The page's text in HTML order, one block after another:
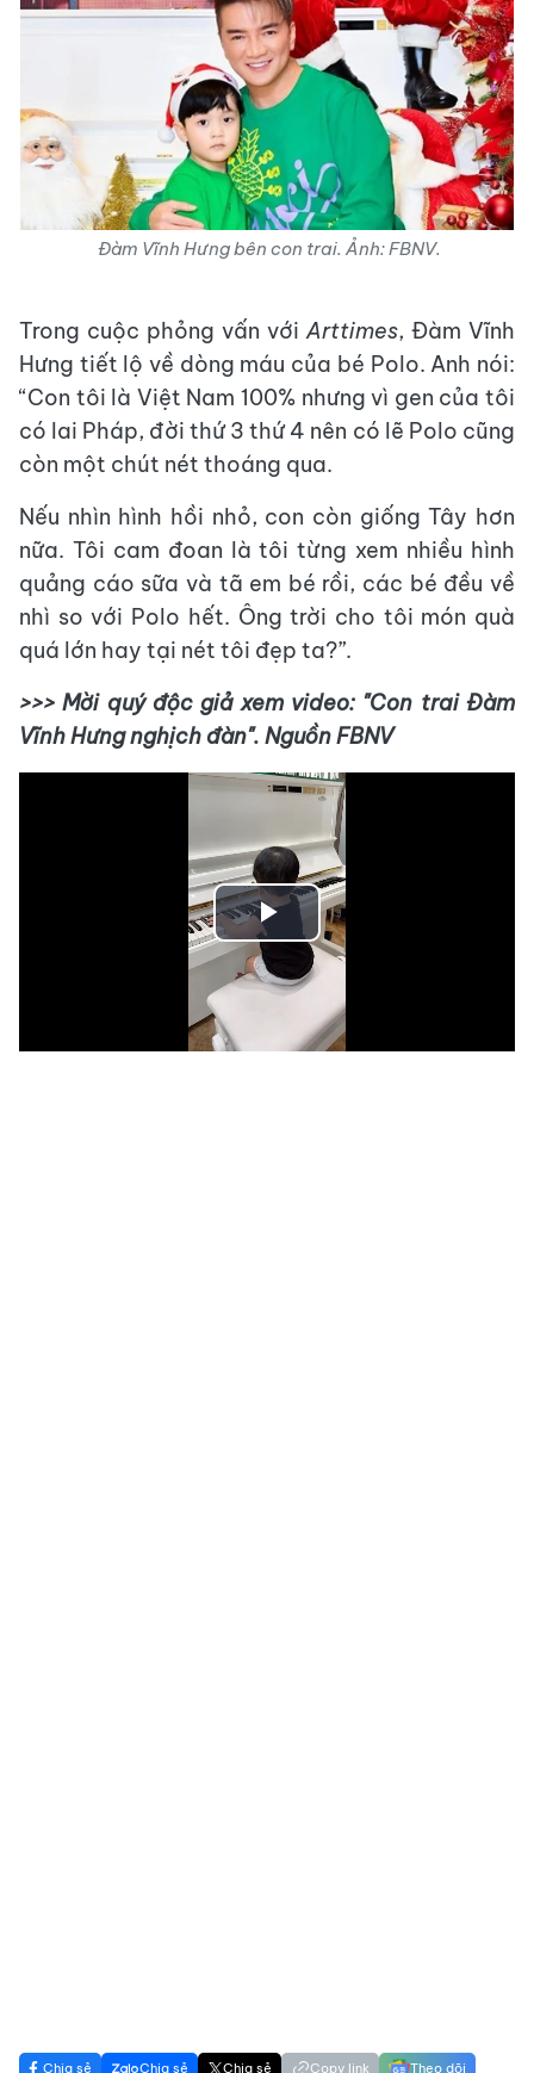
Đàm Vĩnh Hưng bên con trai. Ảnh: FBNV.
Trong cuộc phỏng vấn vớiArttimes, Đàm Vĩnh
Hưng tiết lộ về dòng máu của bé Polo. Anh nói:
“Con tôi là Việt Nam 100% nhưng vì gen của tôi
có lai Pháp, đời thứ 3 thứ 4 nên có lẽ Polo cũng
còn một chút nét thoáng qua.
Nếu nhìn hình hồi nhỏ, con còn giống Tây hơn
nữa. Tôi cam đoan là tôi từng xem nhiều hình
quảng cáo sữa và tã em bé rồi, các bé đều về
nhì so với Polo hết. Ông trời cho tôi món quà
quá lớn hay tại nét tôi đẹp ta?”.
>>> Mời quý độc giả xem video: "Con trai Đàm
Vĩnh Hưng nghịch đàn". Nguồn FBNV
Play
Video
Chia sẻ Chia sẻ Chia sẻ Copy link Theo dõi